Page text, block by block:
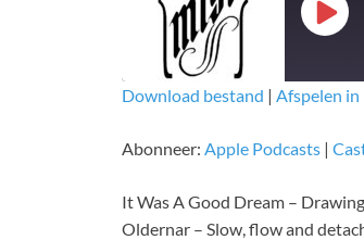
EMBED
Download bestand | Afspelen in
Abonneer: Apple Podcasts |
It Was A Good Dream –
Oldernar – Slow, flow and